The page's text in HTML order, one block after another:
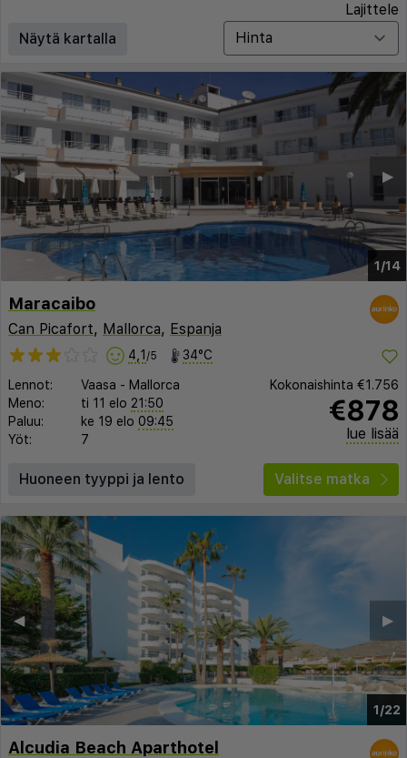
Näytä kartalla
Lajittele
1/14
▶︎
◀︎
Maracaibo
Can Picafort, Mallorca, Espanja
4,1 /5 34°C
Lennot: Vaasa - Mallorca
Meno:
ti 11 elo 21:50
Paluu:
ke 19 elo 09:45
Yöt:
7
Kokonaishinta €1.756
€878
lue lisää
Huoneen tyyppi ja lento Valitse matka
1/22
▶︎
◀︎
Alcudia Beach Aparthotel